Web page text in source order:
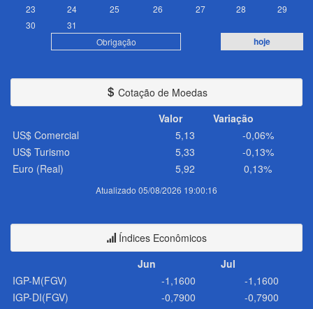
Obrigação hoje
23
24 25 26 27 28
29
30
31
Cotação de Moedas
Valor
Variação
Atualizado 05/08/2026 19:00:16
US$ Comercial 5,13
-0,06%
US$ Turismo
5,33
-0,13%
Euro (Real)
5,92 0,13%
Índices Econômicos
Jun
Jul
IGP-M(FGV)
-1,1600
-1,1600
IGP-DI(FGV)
-0,7900
-0,7900